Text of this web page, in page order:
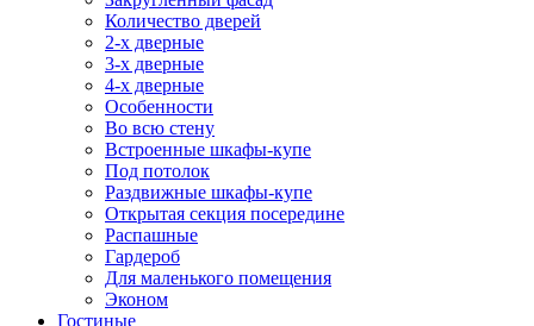
Количество дверей
2-х дверные
3-х дверные
4-х дверные
Особенности
Во всю стену
Встроенные шкафы-купе
Под потолок
Раздвижные шкафы-купе
Открытая секция посередине
Распашные
Гардероб
Для маленького помещения
Эконом
Гостиные